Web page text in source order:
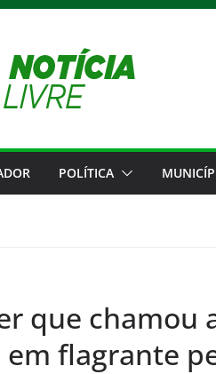
POLÍTICA
que chamou
em flagrante